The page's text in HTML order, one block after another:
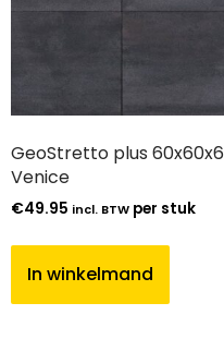
GeoStretto plus 60x60x6
Venice
€49.95 incl. BTW per stuk
In winkelmand